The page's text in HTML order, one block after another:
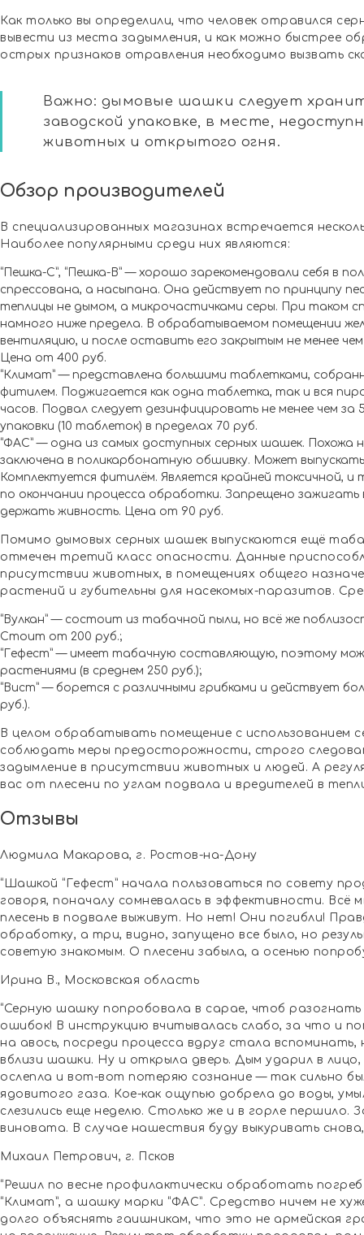
Как только вы определили, что человек отравился
вывести из места задымления, и как можно быстрее
острых признаков отравления необходимо вызвать
Важно: дымовые шашки следует
заводской упаковке, в месте,
животных и открытого огня.
Обзор производителей
В специализированных магазинах встречается
Наиболее популярными среди них являются:
“Пешка-С”, “Пешка-В” — хорошо зарекомендовали себя в
спрессована, а насыпана. Она действует по принципу
теплицы не дымом, а микрочастичками серы. При таком
намного ниже предела. В обрабатываемом помещении
вентиляцию, и после оставить его закрытым не менее
Цена от 400 руб.
“Климат” — представлена большими таблетками,
фитилем. Поджигается как одна таблетка, так и вся
часов. Подвал следует дезинфицировать не менее чем за
упаковки (10 таблеток) в пределах 70 руб.
“ФАС” — одна из самых доступных серных шашек. Похожа
заключена в поликарбонатную обшивку. Может
Комплектуется фитилём. Является крайней токсичной,
по окончании процесса обработки. Запрещено
держать живность. Цена от 90 руб.
Помимо дымовых серных шашек выпускаются ещё
отмечен третий класс опасности. Данные
присутствии животных, в помещениях общего
растений и губительны для насекомых-паразитов.
“Вулкан” — состоит из табачной пыли, но всё же
Стоит от 200 руб.;
“Гефест” — имеет табачную составляющую, поэтому
растениями (в среднем 250 руб.);
“Вист” — борется с различными грибками и действует
руб.).
В целом обрабатывать помещение с использованием
соблюдать меры предосторожности, строго
задымление в присутствии животных и людей. А
вас от плесени по углам подвала и вредителей в
Отзывы
Людмила Макарова, г. Ростов-на-Дону
“Шашкой “Гефест” начала пользоваться по совету
говоря, поначалу сомневалась в эффективности. Всё
плесень в подвале выживут. Но нет! Они погибли!
обработку, а три, видно, запущено все было, но
советую знакомым. О плесени забыла, а осенью
Ирина В., Московская область
“Серную шашку попробовала в сарае, чтоб
ошибок! В инструкцию вчитывалась слабо, за что и
на авось, посреди процесса вдруг стала вспоминать,
вблизи шашки. Ну и открыла дверь. Дым ударил в
ослепла и вот-вот потеряю сознание — так сильно
ядовитого газа. Кое-как ощупью добрела до воды,
слезились еще неделю. Столько же и в горле
виновата. В случае нашествия буду выкуривать
Михаил Петрович, г. Псков
“Решил по весне профилактически обработать
“Климат”, а шашку марки “ФАС”. Средство ничем не
долго объяснять гаишникам, что это не армейская